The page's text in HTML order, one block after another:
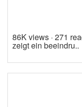
86K views · 271
zeigt ein beeindru..